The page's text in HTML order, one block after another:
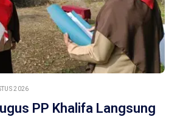
2026
PP Khalifa Langsung